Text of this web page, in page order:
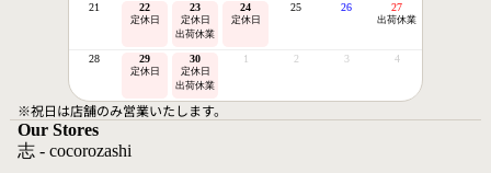
21 22
定休日
23
定休日
出荷休業
24
定休日
25 26 27
出荷休業
28 29
定休日
30
定休日
出荷休業
1 2 3 4
※祝日は店舗のみ営業いたします。
Our Stores
志 - cocorozashi